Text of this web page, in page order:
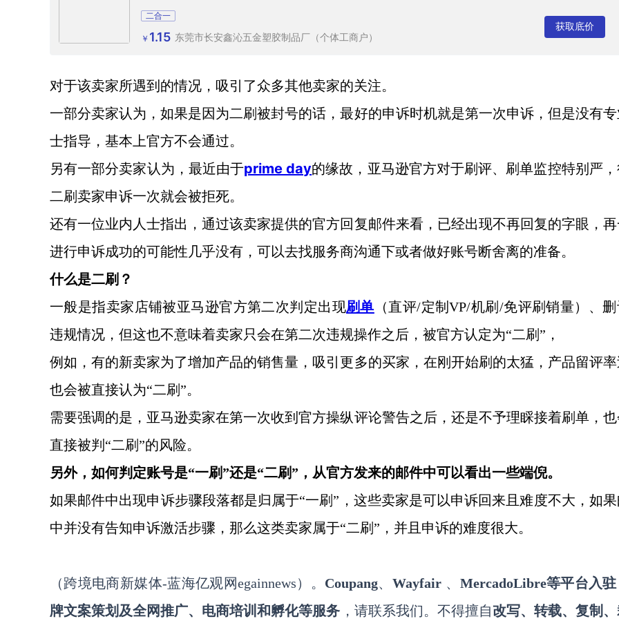
二合一
￥ 1.15 东莞市长安鑫沁五金塑胶制品厂（个体工商户）
获取底价
对于该卖家所遇到的情况，吸引了众多其他卖家的关注。
一部分卖家认为，如果是因为二刷被封号的话，最好的申诉时机就是第一次申诉，但是没有
士指导，基本上官方不会通过。
另有一部分卖家认为，最近由于prime day的缘故，亚马逊官方对于刷评、刷单监控特别严
二刷卖家申诉一次就会被拒死。
还有一位业内人士指出，通过该卖家提供的官方回复邮件来看，已经出现不再回复的字眼，
进行申诉成功的可能性几乎没有，可以去找服务商沟通下或者做好账号断舍离的准备。
什么是二刷？
一般是指卖家店铺被亚马逊官方第二次判定出现刷单 （直评/定制VP/机刷/免评刷销量）、
违规情况，但这也不意味着卖家只会在第二次违规操作之后，被官方认定为“二刷”，
例如，有的新卖家为了增加产品的销售量，吸引更多的买家，在刚开始刷的太猛，产品留评
也会被直接认为“二刷”。
需要强调的是，亚马逊卖家在第一次收到官方操纵评论警告之后，还是不予理睬接着刷单，
直接被判 “二刷”的风险。
另外，如何判定账号是“一刷”还是“二刷”，从官方发来的邮件中可以看出一些端倪。
如果邮件中出现申诉步骤段落都是归属于“一刷”，这些卖家是可以申诉回来且难度不大，如
中并没有告知申诉激活步骤，那么这类卖家属于“二刷”，并且申诉的难度很大。
（跨境电商新媒体-蓝海亿观网egainnews）。 Coupang、 Wayfair 、 MercadoLibre等平台入驻
牌文案策划及全网推广、电商培训和孵化等服务 ，请联系我们。不得擅自改写、转载、复制